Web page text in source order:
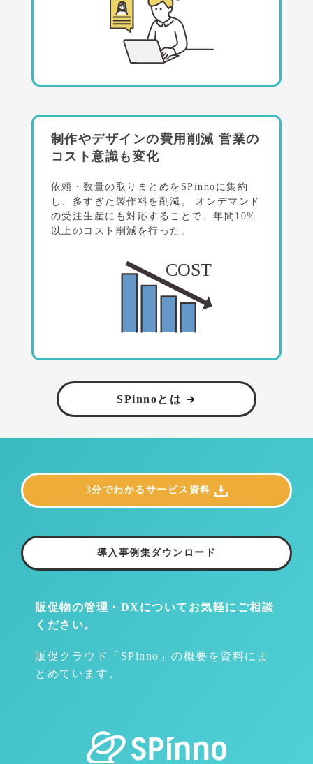
制作やデザインの費用削減 営業の
コスト意識も変化
依頼・数量の取りまとめをSPinnoに集約
し、多すぎた製作料を削減。
オンデマンド
の受注生産にも対応することで、年間10%
以上のコスト削減を行った。
SPinnoとは
販促物の管理・DXについて お気軽にご相談
ください。
販促クラウド「SPinno」の概要を資料にま
とめています。
3分でわかるサービス資料
導入事例集ダウンロード